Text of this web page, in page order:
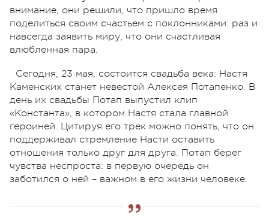
внимание, они решили, что пришло время
поделиться своим счастьем с поклонниками: раз и
навсегда заявить миру, что они счастливая
влюбленная пара.
Сегодня, 23 мая, состоится свадьба века: Настя
Каменских станет невестой Алексея Потапенко. В
день их свадьбы Потап выпустил клип
«Константа», в котором Настя стала главной
героиней. Цитируя его трек можно понять, что он
поддерживал стремление Насти оставить
отношения только друг для друга. Потап берег
чувства неспроста: в первую очередь он
заботился о ней – важном в его жизни человеке.